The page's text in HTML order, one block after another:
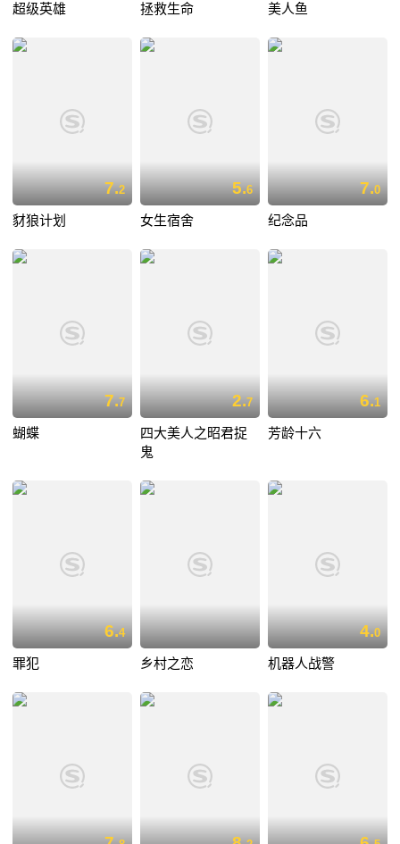
超级英雄 拯救生命 美人鱼
7.2
豺狼计划
5.6
女生宿舍
7.0
纪念品
7.7
蝴蝶
2.7
四大美人之昭君捉
鬼
6.1
芳龄十六
6.4
罪犯 乡村之恋
4.0
机器人战警